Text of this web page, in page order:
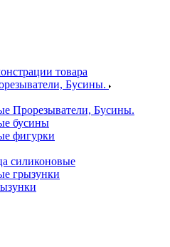
товара
Бусины.
Прорезыватели, Бусины.
бусины
фигурки
силиконовые
грызунки